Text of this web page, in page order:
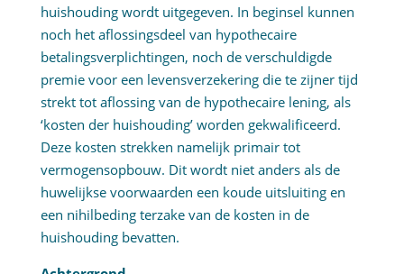
huishouding wordt uitgegeven. In beginsel kunnen
noch het aflossingsdeel van hypothecaire
betalingsverplichtingen, noch de verschuldigde
premie voor een levensverzekering die te zijner tijd
strekt tot aflossing van de hypothecaire lening, als
‘kosten der huishouding’ worden gekwalificeerd.
Deze kosten strekken namelijk primair tot
vermogensopbouw. Dit wordt niet anders als de
huwelijkse voorwaarden een koude uitsluiting en
een nihilbeding terzake van de kosten in de
huishouding bevatten.